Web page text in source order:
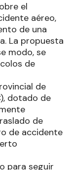
el
aéreo,
de una
La propuesta
modo, se
de
de
dotado de
de
de accidente
para seguir